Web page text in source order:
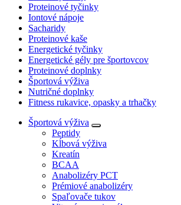
Proteinové tyčinky
Iontové nápoje
Sacharidy
Proteinové kaše
Energetické tyčinky
Energetické gély pre športovcov
Proteinové doplnky
Športová výživa
Nutričné doplnky
Fitness rukavice, opasky a trhačky
Športová výživa
Peptidy
Kĺbová výživa
Kreatín
BCAA
Anabolizéry PCT
Prémiové anabolizéry
Spaľovače tukov